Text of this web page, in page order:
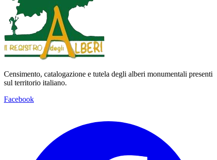
Censimento, catalogazione e tutela degli alberi monumentali presenti
sul territorio italiano.
Facebook